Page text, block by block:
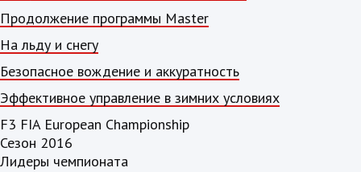
Продолжение программы Master
На льду и снегу
Безопасное вождение и аккуратность
Эффективное управление в зимних условиях
F3 FIA European Championship
Сезон 2016
Лидеры чемпионата